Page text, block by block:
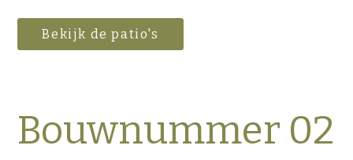
Bekijk de patio's
Bouwnummer 02